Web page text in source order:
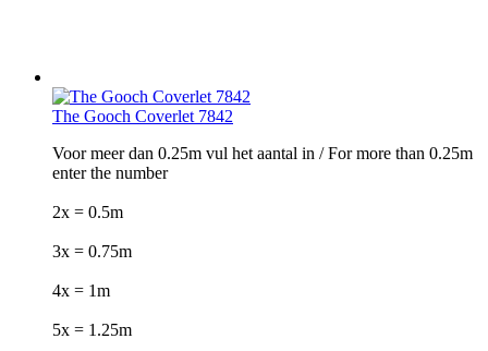
The Gooch Coverlet 7842
Voor meer dan 0.25m vul het aantal in / For more than 0.25m
enter the number
2x = 0.5m
3x = 0.75m
4x = 1m
5x = 1.25m